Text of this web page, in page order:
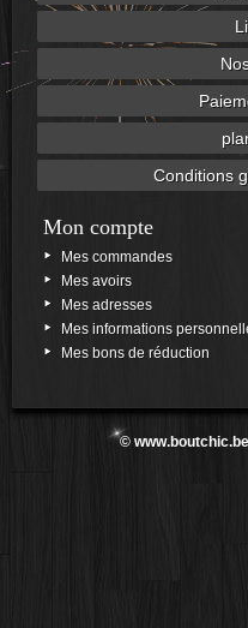
Conditions
Mon compte
Mes commandes
Mes avoirs
Mes adresses
Mes informations
Mes bons de réduction
© www.boutchic.be